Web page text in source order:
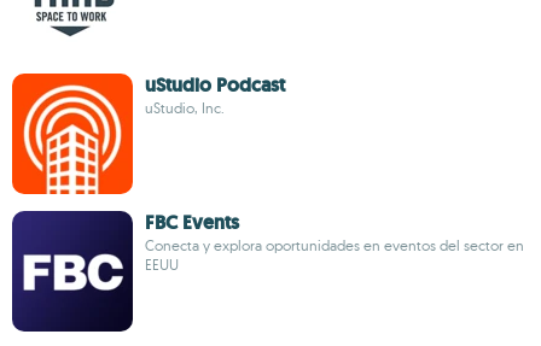
uStudio Podcast
uStudio, Inc.
FBC Events
Conecta y explora oportunidades en eventos del sector en
EEUU